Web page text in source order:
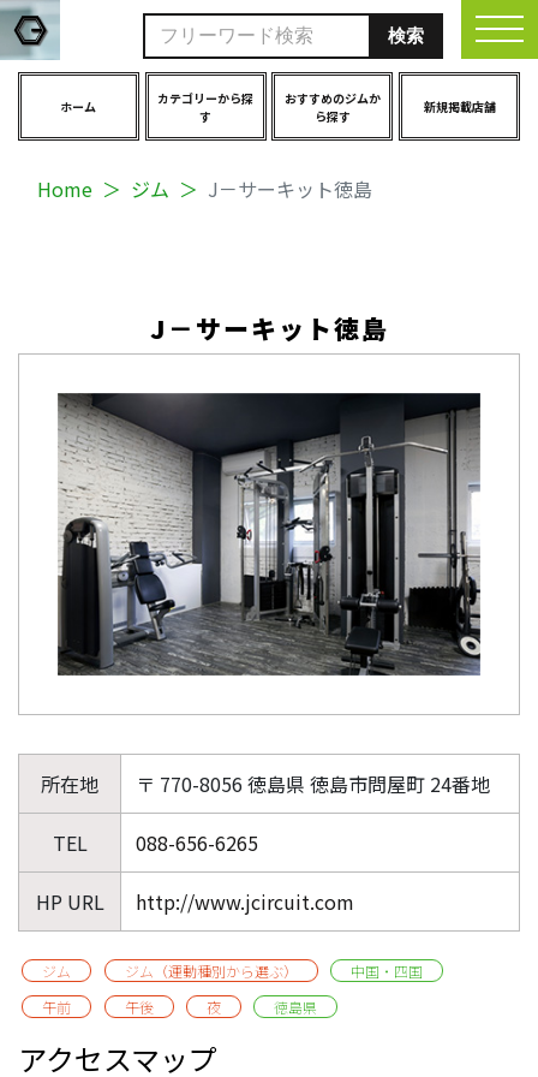
ホーム
カテゴリーから探
す
おすすめのジムか
ら探す
新規掲載店舗
Home ジム J－サーキット徳島
J－サーキット徳島
所在地 〒 770-8056 徳島県 徳島市問屋町 24番地
TEL 088-656-6265
HP URL http://www.jcircuit.com
ジム ジム（運動種別から選ぶ）
中国・四国
午前
午後 夜 徳島県
アクセスマップ